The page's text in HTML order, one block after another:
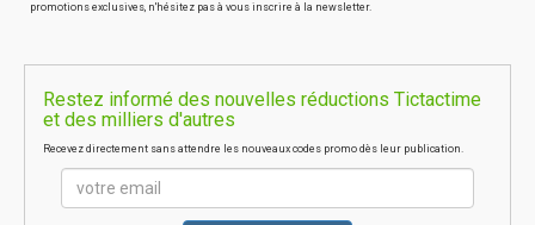
promotions exclusives, n'hésitez pas à vous inscrire à la newsletter.
Restez informé des nouvelles réductions Tictactime
et des milliers d'autres
Recevez directement sans attendre les nouveaux codes promo dès leur publication.